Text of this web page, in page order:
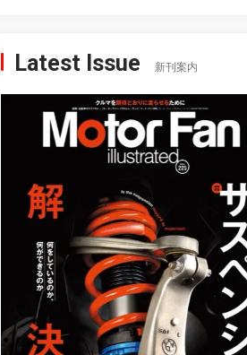
Latest Issue 新刊案内